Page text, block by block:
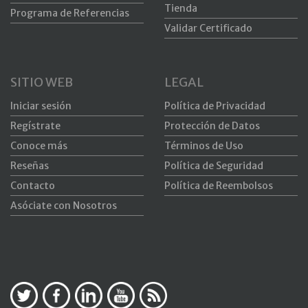
Programa de Referencias
Tienda
Validar Certificado
SITIO WEB
Iniciar sesión
Regístrate
Conoce más
Reseñas
Contacto
Asóciate con Nosotros
LEGAL
Política de Privacidad
Protección de Datos
Términos de Uso
Política de Seguridad
Política de Reembolsos